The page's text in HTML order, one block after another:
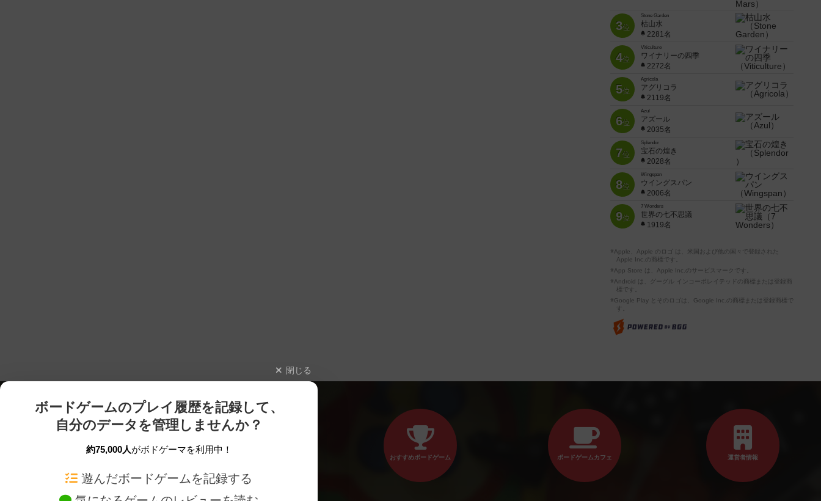
3位
Stone Garden
枯山水
2281名
4位
Viticulture
ワイナリーの四季
2272名
5位
Agricola
アグリコラ
2119名
6位
Azul
アズール
2035名
7位
Splendor
宝石の煌き
2028名
8位
Wingspan
ウイングスパン
2006名
9位
7 Wonders
世界の七不思議
1919名
※Apple、Apple のロゴ は、米国および他の国々で登録された
Apple Inc.の商標です。
※App Store は、Apple Inc.のサービスマークです。
※Android は、グーグル インコーポレイテッドの商標または登録商
標です。
※Google Play とそのロゴは、Google Inc.の商標または登録商標で
す。
閉じる
ボードゲームのプレイ履歴を記録して、
自分のデータを管理しませんか？
約75,000人がボドゲーマを利用中！
遊んだボードゲームを記録する
おすすめボードゲーム ボードゲームカフェ 運営者情報